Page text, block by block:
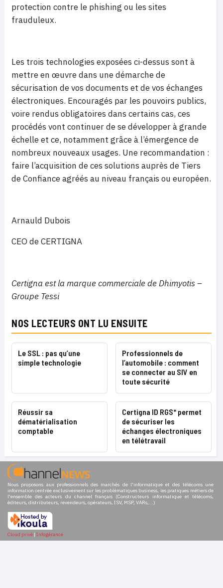
protection contre le phishing ou les sites
frauduleux.
Les trois technologies exposées ci-dessus sont à
mettre en œuvre dans une démarche de
sécurisation de vos documents et de vos échanges
électroniques. Encouragés par les pouvoirs publics,
voire rendus obligatoires dans certains cas, ces
procédés vont continuer de se développer à grande
échelle et ce, notamment grâce à l’émergence de
nombreux nouveaux usages. Une recommandation :
faire l’acquisition de ces solutions auprès de Tiers
de Confiance agréés au niveau français ou européen.
Arnauld Dubois
CEO de CERTIGNA
Certigna est la marque commerciale de Dhimyotis –
Groupe Tessi
NOS LECTEURS ONT LU ENSUITE
Le SSL : pas qu’une
simple technologie
Professionnels de
l’automobile : comment
se connecter au SIV en
toute sécurité
Réussir sa
dématérialisation
comptable
Certigna ID RGS* permet
de sécuriser les
échanges électroniques
en télétravail
Nous proposons aux professionnels des marchés de l'informatique et des télécoms une
information centrée exclusivement sur les problématiques business, les pratiques métiers de
l'ensemble des acteurs du channel français (Constructeurs informatique et télécoms,
éditeurs, distributeurs, revendeurs, opérateurs, ISV, MSP, VARs,...)
Cloud privé | Infogérance